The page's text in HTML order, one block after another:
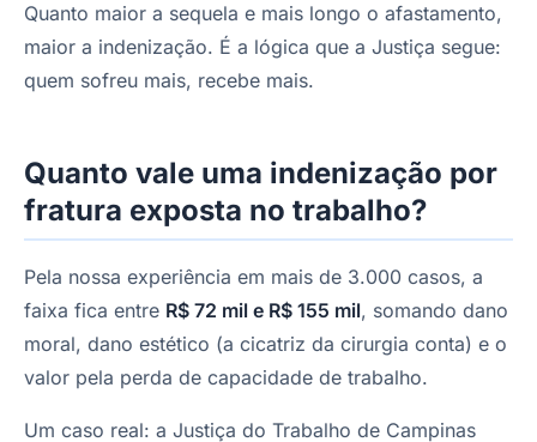
Quanto maior a sequela e mais longo o afastamento,
maior a indenização. É a lógica que a Justiça segue:
quem sofreu mais, recebe mais.
Quanto vale uma indenização por
fratura exposta no trabalho?
Pela nossa experiência em mais de 3.000 casos, a
faixa fica entre R$ 72 mil e R$ 155 mil, somando dano
moral, dano estético (a cicatriz da cirurgia conta) e o
valor pela perda de capacidade de trabalho.
Um caso real: a Justiça do Trabalho de Campinas